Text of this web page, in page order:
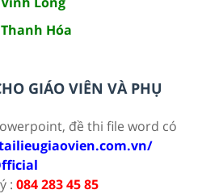
Hóa
GIÁO VIÊN VÀ PHỤ
đề thi file word có
: 084 283 45 85